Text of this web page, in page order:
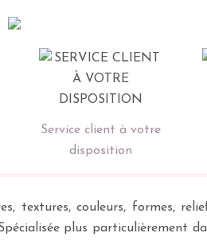
Service client à votre
disposition
textures, couleurs, formes,
plus particulièrement